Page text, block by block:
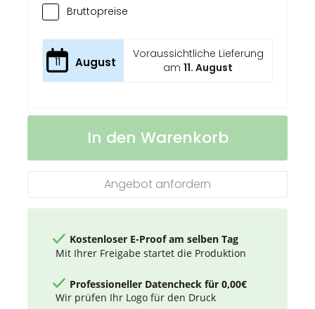
Bruttopreise
11 August
Voraussichtliche Lieferung
am11. August
Performance
für
In den Warenkorb
Angebot anfordern
Kostenloser E-Proof am selben Tag
Mit Ihrer Freigabe startet die Produktion
Professioneller Datencheck für 0,00€
Wir prüfen Ihr Logo für den Druck